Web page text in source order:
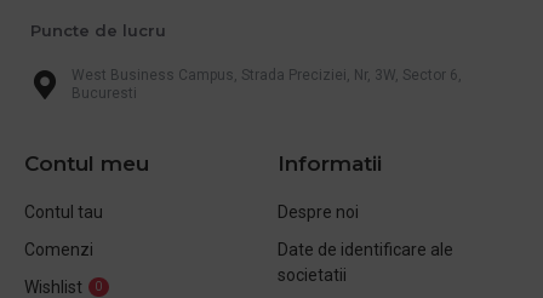
Puncte de lucru
West Business Campus, Strada Preciziei, Nr, 3W, Sector 6,
Bucuresti
Contul meu
Contul tau
Comenzi
Wishlist
0
Informatii
Despre noi
Date de identificare ale
societatii